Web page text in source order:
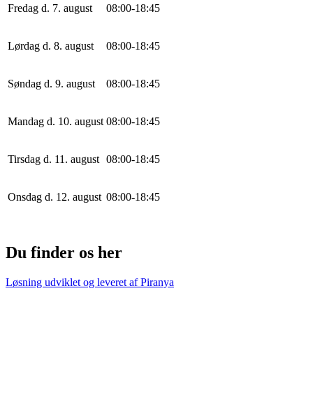
Fredag d. 7. august 08:00-18:45
Lørdag d. 8. august 08:00-18:45
Søndag d. 9. august 08:00-18:45
Mandag d. 10. august 08:00-18:45
Tirsdag d. 11. august 08:00-18:45
Onsdag d. 12. august 08:00-18:45
Du finder os her
Løsning udviklet og leveret afPiranya